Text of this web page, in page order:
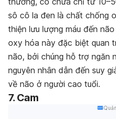
sô cô la đen là chất chống
thiện lưu lượng máu đến
oxy hóa này đặc biệt quan
não, bởi chúng hỗ trợ ngăn
nguyên nhân dẫn đến suy
về não ở người cao tuổi.
7. Cam